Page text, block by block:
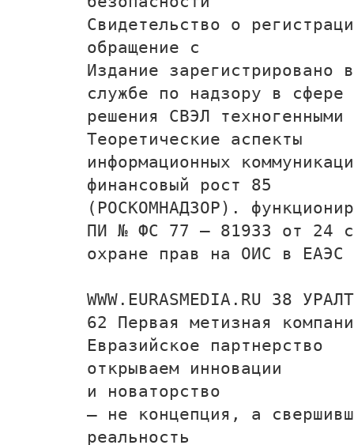
Свидетельство о
обращение с
Издание зарегистрировано
службе по надзору в
решения СВЭЛ техногенными
Теоретические аспекты
информационных
финансовый рост 85
(РОСКОМНАДЗОР).
ПИ № ФС 77 – 81933 от 24
охране прав на ОИС в ЕАЭС
WWW.EURASMEDIA.RU 38
62 Первая метизная
Евразийское партнерство
открываем инновации
и новаторство
— не концепция, а
реальность